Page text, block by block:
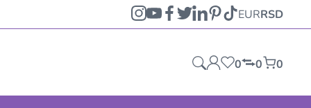
EURRSD
0 0 0